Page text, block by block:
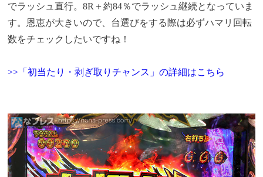
でラッシュ直行。8R＋約84％でラッシュ継続となっていま
す。恩恵が大きいので、台選びをする際は必ずハマリ回転
数をチェックしたいですね！
>>「初当たり・剥ぎ取りチャンス」の詳細はこちら